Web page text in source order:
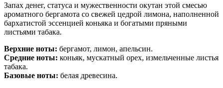
Запах денег, статуса и мужественности окутан этой смесью
ароматного бергамота со свежей цедрой лимона, наполненной
бархатистой эссенцией коньяка и богатыми пряными
листьями табака.
Верхние ноты: бергамот, лимон, апельсин.
Средние ноты: коньяк, мускатный орех, измельченные листья
табака.
Базовые ноты: белая древесина.